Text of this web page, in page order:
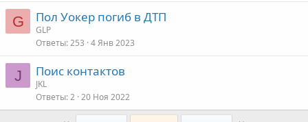
G Пол Уокер погиб в ДТП
GLP
Ответы 253 4 Янв 2023
J Поис контактов
JKL
Ответы 2 20 Ноя 2022